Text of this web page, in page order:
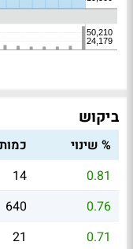
ביקוש
% שינוי כמות
0.81
14
0.76
640
0.71
21